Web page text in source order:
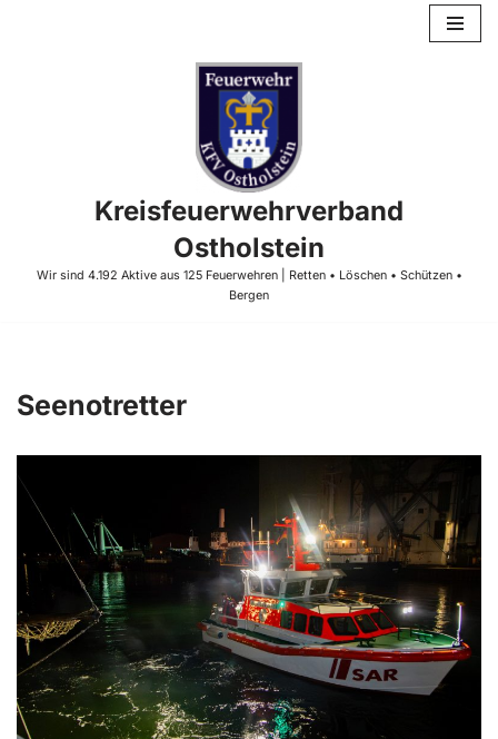
Kreisfeuerwehrverband
Ostholstein
Wir sind 4.192 Aktive aus 125 Feuerwehren | Retten • Löschen • Schützen •
Bergen
Seenotretter